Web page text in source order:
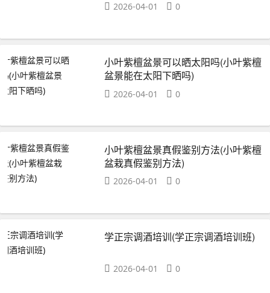
2026-04-01 0
小叶紫檀盆景可以晒太阳吗(小叶紫檀
盆景能在太阳下晒吗)
2026-04-01 0
小叶紫檀盆景真假鉴别方法(小叶紫檀
盆栽真假鉴别方法)
2026-04-01 0
学正宗调酒培训(学正宗调酒培训班)
2026-04-01 0